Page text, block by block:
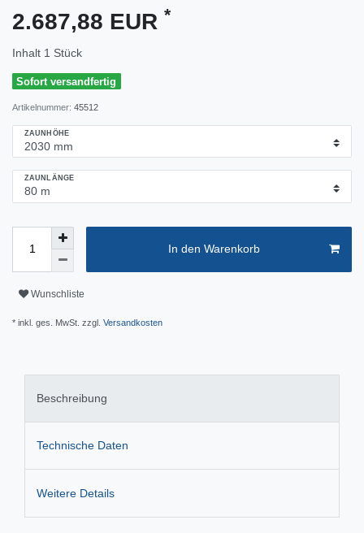
2.687,88 EUR *
Inhalt 1 Stück
Sofort versandfertig
Artikelnummer: 45512
ZAUNHÖHE
ZAUNLÄNGE
In den Warenkorb
Wunschliste
* inkl. ges. MwSt. zzgl. Versandkosten
Beschreibung
Technische Daten
Weitere Details